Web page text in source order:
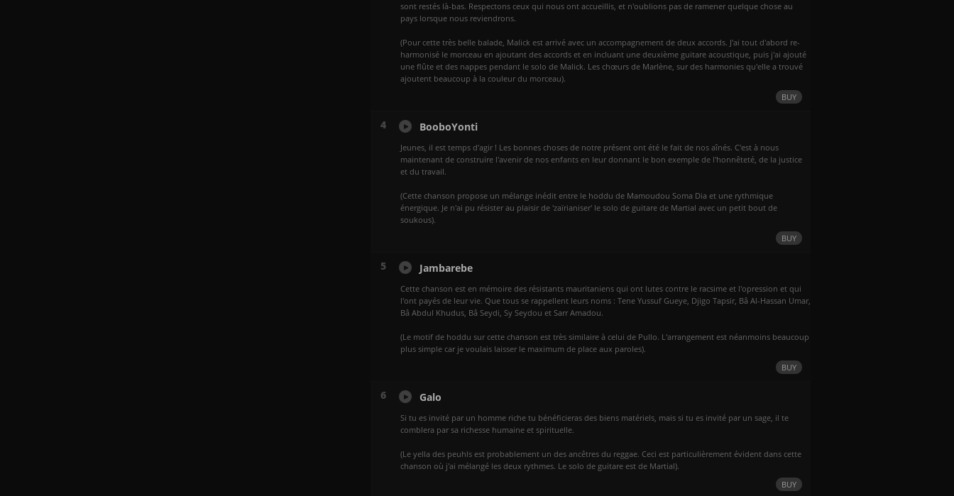
sont restés là-bas. Respectons ceux qui nous ont accueillis, et n'oublions pas de ramener quelque chose au
pays lorsque nous reviendrons.
(Pour cette très belle balade, Malick est arrivé avec un accompagnement de deux accords. J'ai tout d'abord re-
harmonisé le morceau en ajoutant des accords et en incluant une deuxième guitare acoustique, puis j'ai ajouté
une flûte et des nappes pendant le solo de Malick. Les chœurs de Marlène, sur des harmonies qu'elle a trouvé
ajoutent beaucoup à la couleur du morceau).
BUY
4 BooboYonti
Jeunes, il est temps d'agir ! Les bonnes choses de notre présent ont été le fait de nos aînés. C'est à nous
maintenant de construire l'avenir de nos enfants en leur donnant le bon exemple de l'honnêteté, de la justice
et du travail.
(Cette chanson propose un mélange inédit entre le hoddu de Mamoudou Soma Dia et une rythmique
énergique. Je n'ai pu résister au plaisir de 'zaïrianiser' le solo de guitare de Martial avec un petit bout de
soukous).
BUY
5 Jambarebe
Cette chanson est en mémoire des résistants mauritaniens qui ont lutes contre le racsime et l'opression et qui
l'ont payés de leur vie. Que tous se rappellent leurs noms : Tene Yussuf Gueye, Djigo Tapsir, Bâ Al-Hassan Umar,
Bâ Abdul Khudus, Bâ Seydi, Sy Seydou et Sarr Amadou.
(Le motif de hoddu sur cette chanson est très similaire à celui de Pullo. L'arrangement est néanmoins beaucoup
plus simple car je voulais laisser le maximum de place aux paroles).
BUY
6 Galo
Si tu es invité par un homme riche tu bénéficieras des biens matériels, mais si tu es invité par un sage, il te
comblera par sa richesse humaine et spirituelle.
(Le yella des peuhls est probablement un des ancêtres du reggae. Ceci est particulièrement évident dans cette
chanson où j'ai mélangé les deux rythmes. Le solo de guitare est de Martial).
BUY